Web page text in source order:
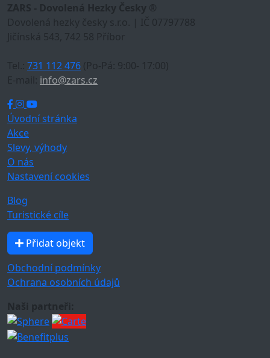
ZARS - Dovolená Hezky Česky ®
Dovolená hezky česky s.r.o. | IČ 07797788
Jičínská 543, 742 58 Příbor
Tel.: 731 112 476 (Po-Pá: 9:00- 17:00)
E-mail: info@zars.cz
Úvodní stránka
Akce
Slevy, výhody
O nás
Nastavení cookies
Blog
Turistické cíle
Přidat objekt
Obchodní podmínky
Ochrana osobních údajů
Naši partneři: